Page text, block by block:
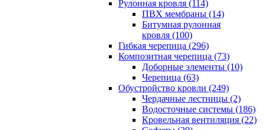
Рулонная кровля (114)
ПВХ мембраны (14)
Битумная рулонная
кровля (100)
Гибкая черепица (296)
Композитная черепица (73)
Доборные элементы (10)
Черепица (63)
Обустройство кровли (249)
Чердачные лестницы (2)
Водосточные системы (186)
Кровельная вентиляция (22)